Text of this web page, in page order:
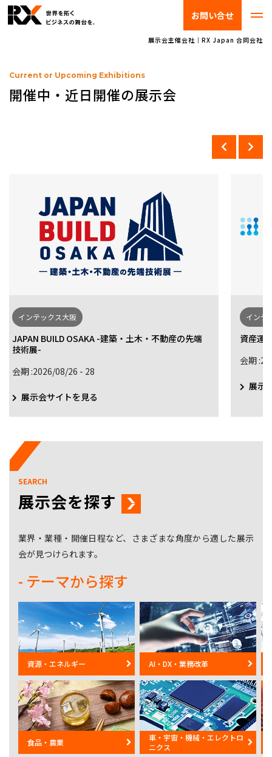
お問い合せ
ビジネスの未来は、
ここに集まる。
展示会主催会社｜RX Japan 合同会社
Current or Upcoming Exhibitions
開催中・近日開催の展示会
インテックス大阪
JAPAN BUILD OSAKA -建築・土木・不動産の先端
技術展-
会期 :2026/08/26 - 28
展示会サイトを見る
インテ
資産運
会期
展示
SEARCH
展示会を探す
業界・業種・開催日程など、さまざまな角度から適した展示
会が見つけられます。
- テーマから探す
資源・エネルギー AI・DX・業務改革
食品・農業
車・宇宙・機械・エレクトロ
ニクス